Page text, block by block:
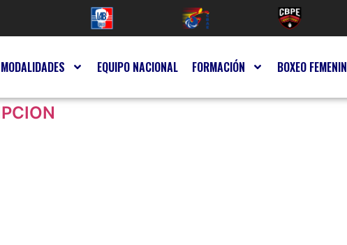
MODALIDADES EQUIPO NACIONAL FORMACIÓN BOXEO